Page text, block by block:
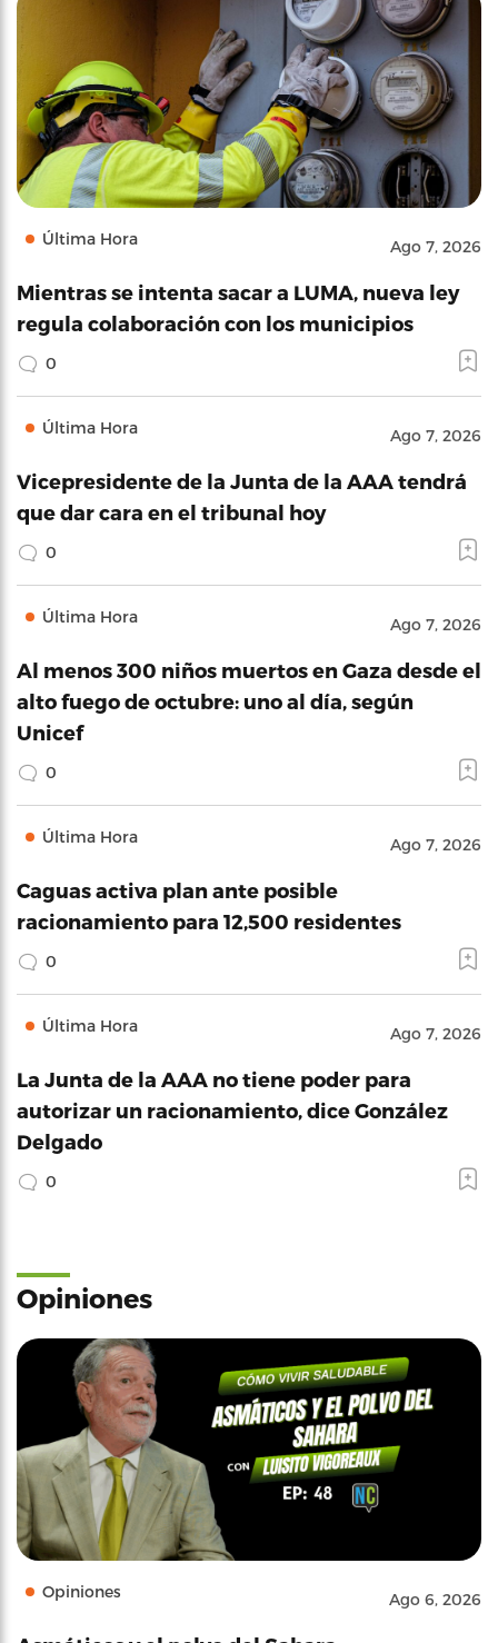
Última Hora Ago 7, 2026
Mientras se intenta sacar a LUMA, nueva ley
regula colaboración con los municipios
0
Última Hora Ago 7, 2026
Vicepresidente de la Junta de la AAA tendrá
que dar cara en el tribunal hoy
0
Última Hora Ago 7, 2026
Al menos 300 niños muertos en Gaza desde el
alto fuego de octubre: uno al día, según
Unicef
0
Última Hora Ago 7, 2026
Caguas activa plan ante posible
racionamiento para 12,500 residentes
0
Última Hora Ago 7, 2026
La Junta de la AAA no tiene poder para
autorizar un racionamiento, dice González
Delgado
0
Opiniones
Opiniones Ago 6, 2026